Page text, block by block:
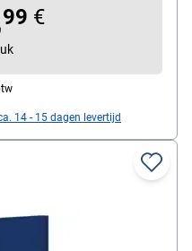
99 €
14 - 15 dagen levertijd